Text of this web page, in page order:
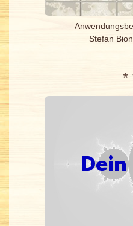
Stefan
*